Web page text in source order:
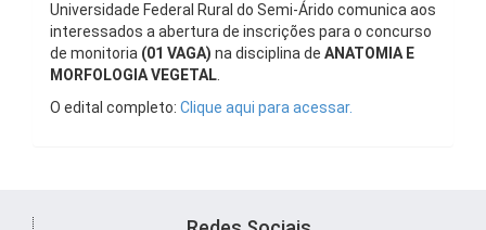
Universidade Federal Rural do Semi-Árido comunica aos
interessados a abertura de inscrições para o concurso
de monitoria (01 VAGA) na disciplina de ANATOMIA E
MORFOLOGIA VEGETAL
O edital completo: Clique aqui para acessar.